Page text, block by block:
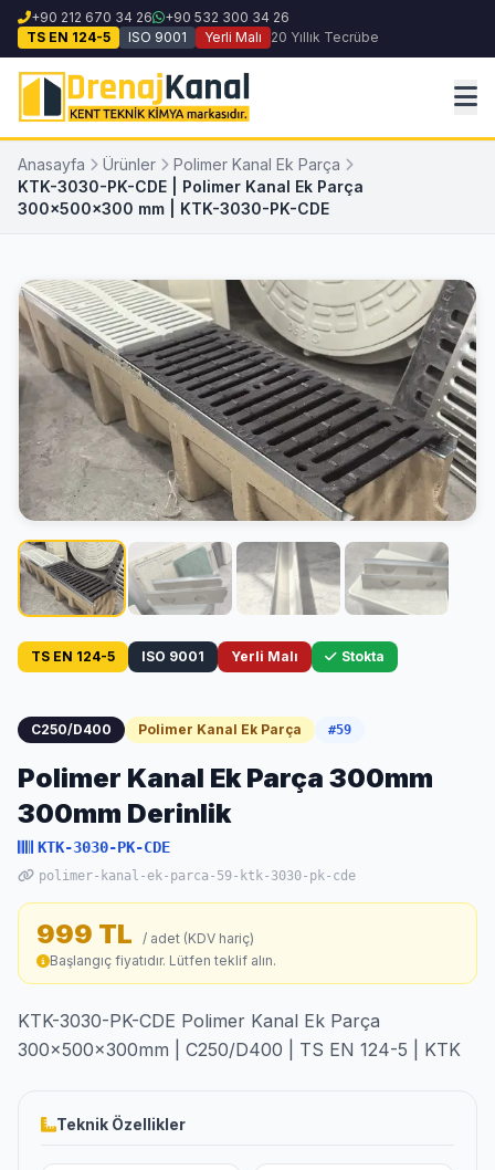
+90 212 670 34 26
+90 532 300 34 26
TS EN 124-5
ISO 9001 Yerli Malı 20 Yıllık Tecrübe
Anasayfa Ürünler
Polimer Kanal Ek Parça
KTK-3030-PK-CDE | Polimer Kanal Ek Parça
300x500x300 mm | KTK-3030-PK-CDE
TS EN 124-5 ISO 9001 Yerli Malı Stokta
C250/D400 Polimer Kanal Ek Parça #59
Polimer Kanal Ek Parça 300mm
300mm Derinlik
KTK-3030-PK-CDE
polimer-kanal-ek-parca-59-ktk-3030-pk-cde
999 TL
/ adet (KDV hariç)
Başlangıç fiyatıdır. Lütfen teklif alın.
KTK-3030-PK-CDE Polimer Kanal Ek Parça
300x500x300mm | C250/D400 | TS EN 124-5 | KTK
Teknik Özellikler